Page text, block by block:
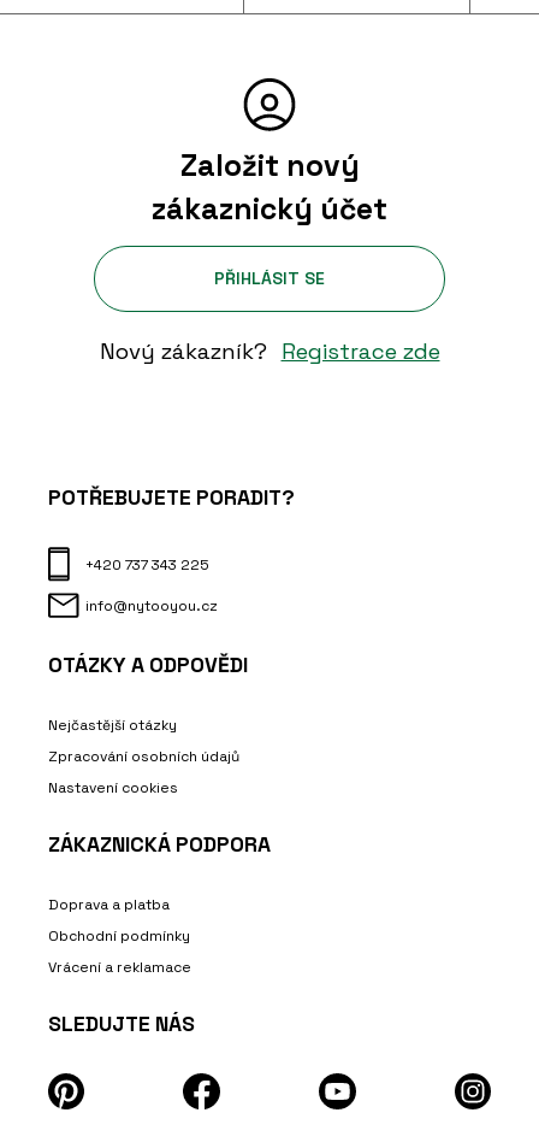
Založit nový
zákaznický účet
PŘIHLÁSIT SE
Nový zákazník? Registrace zde
POTŘEBUJETE PORADIT?
+420 737 343 225
info@nytooyou.cz
OTÁZKY A ODPOVĚDI
Nejčastější otázky
Zpracování osobních údajů
Nastavení cookies
ZÁKAZNICKÁ PODPORA
Doprava a platba
Obchodní podmínky
Vrácení a reklamace
SLEDUJTE NÁS